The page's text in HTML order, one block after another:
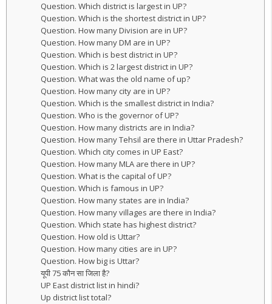
Question. Which district is largest in UP?
Question. Which is the shortest district in UP?
Question. How many Division are in UP?
Question. How many DM are in UP?
Question. Which is best district in UP?
Question. Which is 2 largest district in UP?
Question. What was the old name of up?
Question. How many city are in UP?
Question. Which is the smallest district in India?
Question. Who is the governor of UP?
Question. How many districts are in India?
Question. How many Tehsil are there in Uttar Pradesh?
Question. Which city comes in UP East?
Question. How many MLA are there in UP?
Question. What is the capital of UP?
Question. Which is famous in UP?
Question. How many states are in India?
Question. How many villages are there in India?
Question. Which state has highest district?
Question. How old is Uttar?
Question. How many cities are in UP?
Question. How big is Uttar?
यूपी 75 कौन सा जिला है?
UP East district list in hindi?
Up district list total?